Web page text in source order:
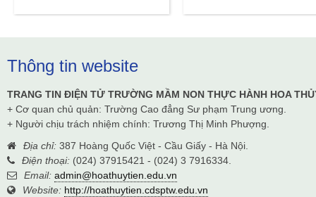
Thông tin website
TRANG TIN ĐIỆN TỬ TRƯỜNG MẦM NON THỰC HÀNH HOA
+ Cơ quan chủ quản: Trường Cao đẳng Sư phạm Trung ương.
+ Người chịu trách nhiệm chính: Trương Thị Minh Phượng.
Địa chỉ: 387 Hoàng Quốc Việt - Cầu Giấy - Hà Nội.
Điện thoại: (024) 37915421 - (024) 3 7916334.
Email: admin@hoathuytien.edu.vn
Website: http://hoathuytien.cdsptw.edu.vn